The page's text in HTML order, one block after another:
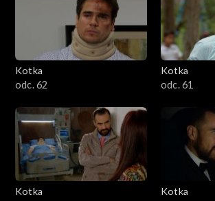
Kotka
odc. 62
Kotka
odc. 61
Kotka
Kotka